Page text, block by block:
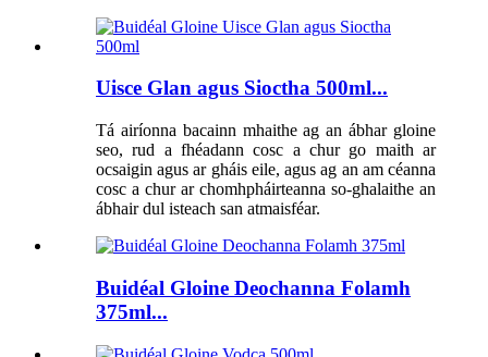
Uisce Glan agus Sioctha 500ml...
Tá airíonna bacainn mhaithe ag an ábhar gloine
seo, rud a fhéadann cosc ​​a chur go maith ar
ocsaigin agus ar gháis eile, agus ag an am céanna
cosc ​​a chur ar chomhpháirteanna so-ghalaithe an
ábhair dul isteach san atmaisféar.
Buidéal Gloine Deochanna Folamh
375ml...